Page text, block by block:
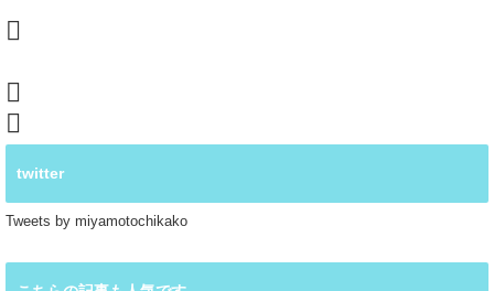
twitter
Tweets by miyamotochikako